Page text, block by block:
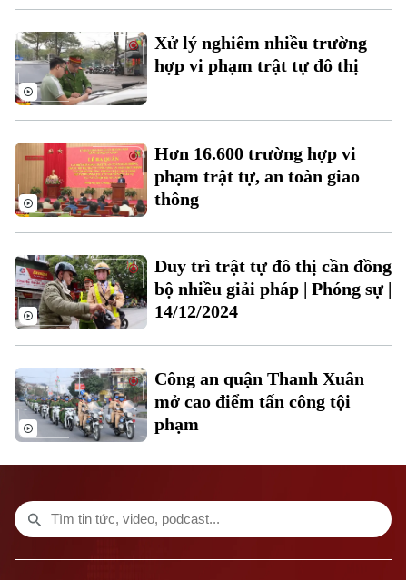
Liên hệ đường dây nóng (bấm để gọi)
Tòa soạn
0865.116.699 (hotline)
Tòa soạn
0865.116.699
Xử lý nghiêm nhiều trường
hợp vi phạm trật tự đô thị
Hơn 16.600 trường hợp vi
phạm trật tự, an toàn giao
thông
Duy trì trật tự đô thị cần đồng
bộ nhiều giải pháp | Phóng sự |
14/12/2024
Công an quận Thanh Xuân
mở cao điểm tấn công tội
phạm